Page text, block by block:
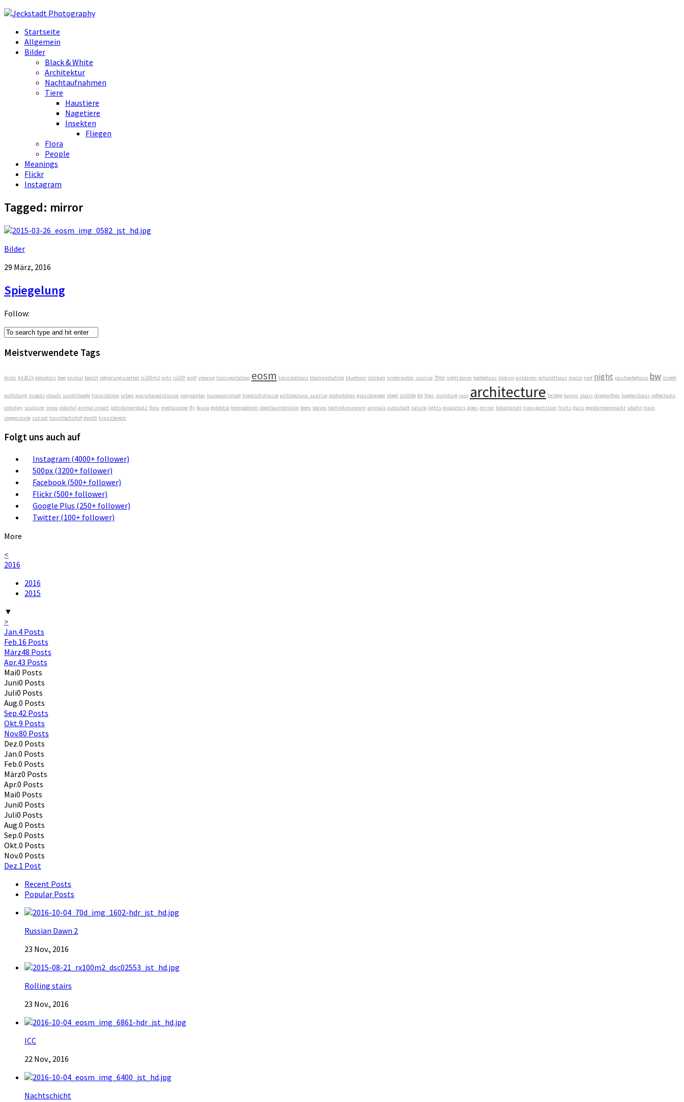
Startseite
Allgemein
Bilder
Black & White
Architektur
Nachtaufnahmen
Tiere
Haustiere
Nagetiere
Insekten
Fliegen
Flora
People
Meanings
Flickr
Instagram
Tagged: mirror
Bilder
29 März, 2016
Spiegelung
Follow:
Meistverwendete Tags
birds fol2015 elevators bee animal bench regierungsviertel rx100m2 ants rx100 wolf viewup transportation eosm trainstations blackandwhite bluehour chicken underwater sunrise 700d night eosm loebehaus lookup airplanes erhardthaus macro roof night paulloebehaus bw street
wolfsburg insects clouds sarottihoefe trainstation urbex warschauerstrasse sonycenter museumsinsel friedrichstrasse architecture. sunrise motorbikes grasshopper steel stilllife fol flies sculpture rain architecture bridge lamps stairs dragonflies luedershaus reflections
colorkey sculpure snow colorful animal.insect potsdamerplatz flora mediaspree fly fauna goldelse tempodrom oberbaumbrücke bees leaves technikmuseum animals autostadt nature lights escalators apes mirror bikestands transportstion fruits glass gendarmenmarkt ubahn train
siegessäule sunset hauptbahnhof depth kranzlereck
Folgt uns auch auf
Instagram (4000+ follower)
500px (3200+ follower)
Facebook (500+ follower)
Flickr (500+ follower)
Google Plus (250+ follower)
Twitter (100+ follower)
More
<
2016
2016
2015
▼
>
Jan.4 Posts
Feb.16 Posts
März48 Posts
Apr.43 Posts
Mai0 Posts
Juni0 Posts
Juli0 Posts
Aug.0 Posts
Sep.42 Posts
Okt.9 Posts
Nov.80 Posts
Dez.0 Posts
Jan.0 Posts
Feb.0 Posts
März0 Posts
Apr.0 Posts
Mai0 Posts
Juni0 Posts
Juli0 Posts
Aug.0 Posts
Sep.0 Posts
Okt.0 Posts
Nov.0 Posts
Dez.1 Post
Recent Posts
Popular Posts
Russian Dawn 2
23 Nov., 2016
Rolling stairs
23 Nov., 2016
ICC
22 Nov., 2016
Nachtschicht